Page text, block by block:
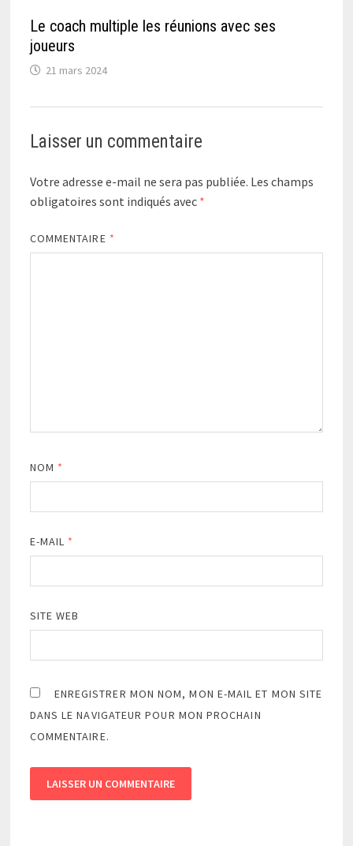
Le coach multiple les réunions avec ses
joueurs
21 mars 2024
Laisser un commentaire
Votre adresse e-mail ne sera pas publiée. Les champs
obligatoires sont indiqués avec *
COMMENTAIRE *
NOM *
E-MAIL *
SITE WEB
ENREGISTRER MON NOM, MON E-MAIL ET MON SITE
DANS LE NAVIGATEUR POUR MON PROCHAIN
COMMENTAIRE.